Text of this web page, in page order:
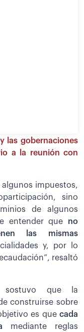
las gobernaciones
a la reunión con
algunos impuestos,
sino
de algunos
entender que no
las mismas
y, por lo
resaltó
que la
construirse sobre
es que cada
mediante reglas